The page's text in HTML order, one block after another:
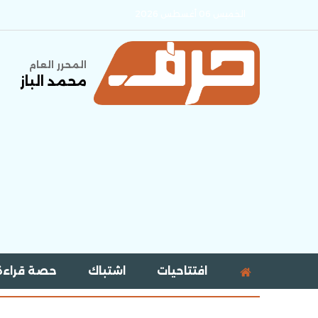
المحرر العام
محمد الباز
افتتاحيات اشتباك حصة